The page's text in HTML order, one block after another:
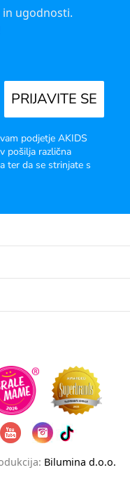
in ugodnosti.
PRIJAVITE SE
podjetje AKIDS
pošilja različna
ter da se strinjate s
Bilumina d.o.o.